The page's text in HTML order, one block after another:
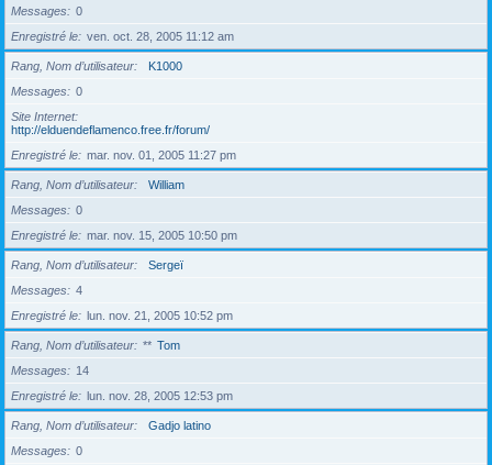
Messages
0
Enregistré le
ven. oct. 28, 2005 11:12 am
Rang, Nom d’utilisateur
K1000
Messages
0
Site Internet
http://elduendeflamenco.free.fr/forum/
Enregistré le
mar. nov. 01, 2005 11:27 pm
Rang, Nom d’utilisateur
William
Messages
0
Enregistré le
mar. nov. 15, 2005 10:50 pm
Rang, Nom d’utilisateur
Sergeï
Messages
4
Enregistré le
lun. nov. 21, 2005 10:52 pm
Rang, Nom d’utilisateur ** Tom
Messages
14
Enregistré le
lun. nov. 28, 2005 12:53 pm
Rang, Nom d’utilisateur
Gadjo latino
Messages
0